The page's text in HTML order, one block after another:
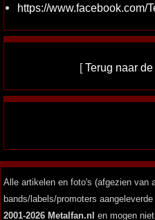
https://www.facebook.com/
[Terug naar
Alle artikelen en foto's (afgezien van
bands/labels/promoters
2001-2026 Metalfan.nl en mogen